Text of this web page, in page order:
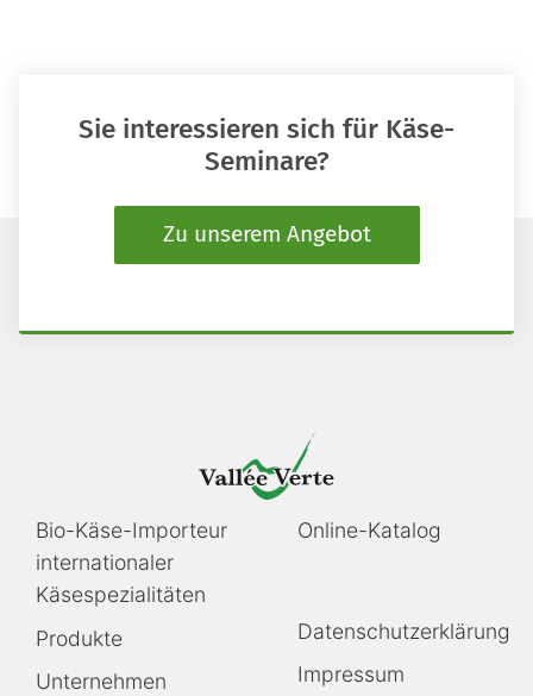
Sie interessieren sich für Käse-
Seminare?
Zu unserem Angebot
Navigation
überspringen
Bio-Käse-Importeur
internationaler
Käsespezialitäten
Produkte
Unternehmen
Navigation
Online-Katalog
Navigation
überspringen
Datenschutzerklärung
Impressum